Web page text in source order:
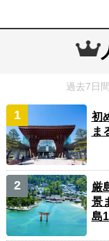
過去7日
初
ま
厳
景
島